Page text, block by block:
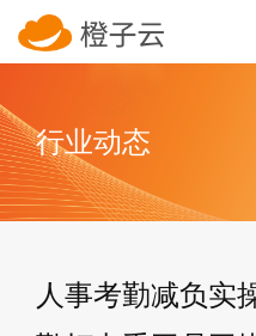
行业动态
人事考勤减负实